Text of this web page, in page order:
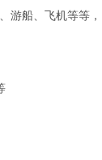
游船、飞机等等，